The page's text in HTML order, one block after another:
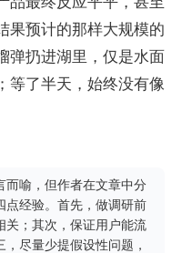
果预计的那样大规模的
弹扔进湖里，仅是水面
等了半天，始终没有像
而喻，但作者在文章中分
点经验。首先，做调研前
关；其次，保证用户能流
尽量少提假设性问题，